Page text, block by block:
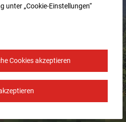
„Cookie-Einstellungen“
Cookies akzeptieren